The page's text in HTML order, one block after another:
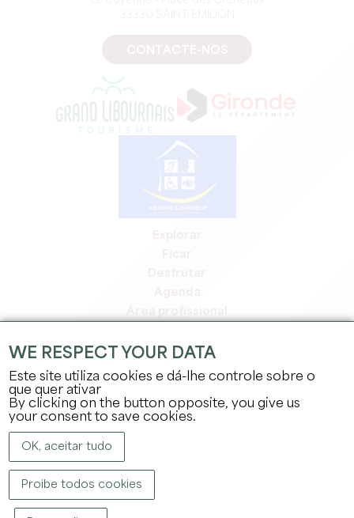
Área profissional
Área de imprensa
Empregos e estágios
Política de privacidade
WE RESPECT YOUR DATA
Este site utiliza cookies e dá-lhe controle sobre o
que quer ativar
By clicking on the button opposite, you give us
your consent to save cookies.
OK, aceitar tudo
Proibe todos cookies